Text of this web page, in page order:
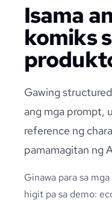
Isama
komiks
Gawing
ang mga prompt,
reference ng
pamamagitan ng
Ginawa para sa
higit pa sa demo: